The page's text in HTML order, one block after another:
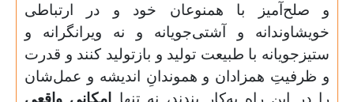
و صلح‌آمیز با همنوعان خود و در ارتباطی
خویشاوندانه و آشتی‌جویانه و نه ویرانگرانه و
ستیزجویانه با طبیعت تولید و بازتولید کنند و قدرت
و ظرفیتِ همزادان و هموندانِ اندیشه و عمل‌شان
را در این راه به‌کار بندند، نه تنها
امکانی واقعی